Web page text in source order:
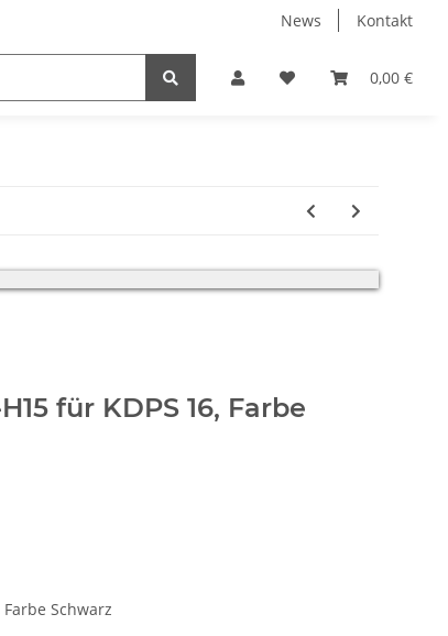
News Kontakt
0,00 €
für KDPS 16, Farbe
Schwarz